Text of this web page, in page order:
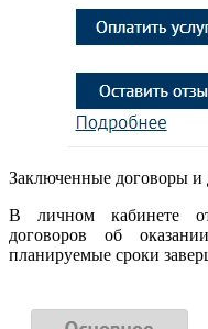
Заключенные договоры и
В личном кабинете
договоров об
планируемые сроки